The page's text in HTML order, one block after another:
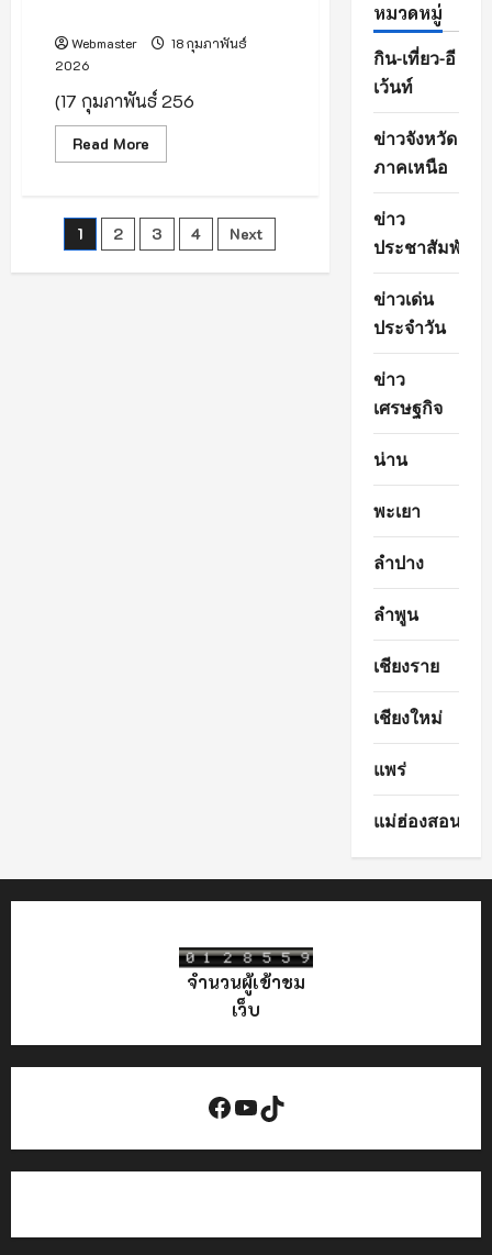
ท่อง
เที่ยว
สถาน
ยาม
ณ
กุม
Webmaster
18 กุมภาพันธ์
2026
(17 กุมภาพันธ์ 256
Read More
more
ยก
ระดับ
8
Posts
pagination
1 2 3 4 Next
หมวดหมู่
กิน-เที่ยว-อี
เว้นท์
ข่าวจังหวัด
ภาคเหนือ
ข่าว
ประชาสัมพันธ์
ข่าวเด่น
ประจำวัน
ข่าว
เศรษฐกิจ
น่าน
พะเยา
ลำปาง
ลำพูน
เชียงราย
เชียงใหม่
แพร่
แม่ฮ่องสอน
จำนวนผู้เข้าชม
เว็บ
Facebook
YouTube
TikTok